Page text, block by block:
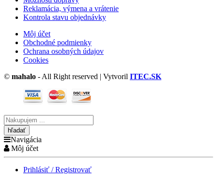
Reklamácia, výmena a vrátenie
Kontrola stavu objednávky
Môj účet
Obchodné podmienky
Ochrana osobných údajov
Cookies
© mahalo - All Right reserved | Vytvoril ITEC.SK
Vyhľadávanie
tu
Navigácia
Môj účet
Prihlásiť / Registrovať